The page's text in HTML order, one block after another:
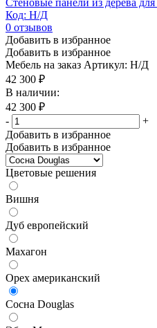
Код: Н/Д
0 отзывов
Добавить в избранное
Добавить в избранное
Мебель на заказ Артикул: Н/Д
42 300 ₽
В наличии:
42 300 ₽
-
+
Добавить в избранное
Добавить в избранное
Цветовые решения
Вишня
Дуб европейский
Махагон
Орех американский
Сосна Douglas